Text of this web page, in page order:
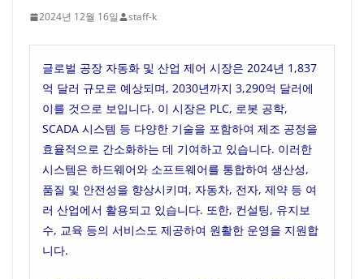
2024년 12월 16일 staff-k
글로벌 공장 자동화 및 산업 제어 시장은 2024년 1,837
억 달러 규모로 예상되며, 2030년까지 3,290억 달러에
이를 것으로 보입니다. 이 시장은 PLC, 로봇 공학,
SCADA 시스템 등 다양한 기술을 포함하여 제조 공정을
효율적으로 간소화하는 데 기여하고 있습니다. 이러한
시스템은 하드웨어와 소프트웨어를 통합하여 생산성,
품질 및 안전성을 향상시키며, 자동차, 전자, 제약 등 여
러 산업에서 활용되고 있습니다. 또한, 컨설팅, 유지보
수, 교육 등의 서비스도 제공하여 원활한 운영을 지원합
니다.